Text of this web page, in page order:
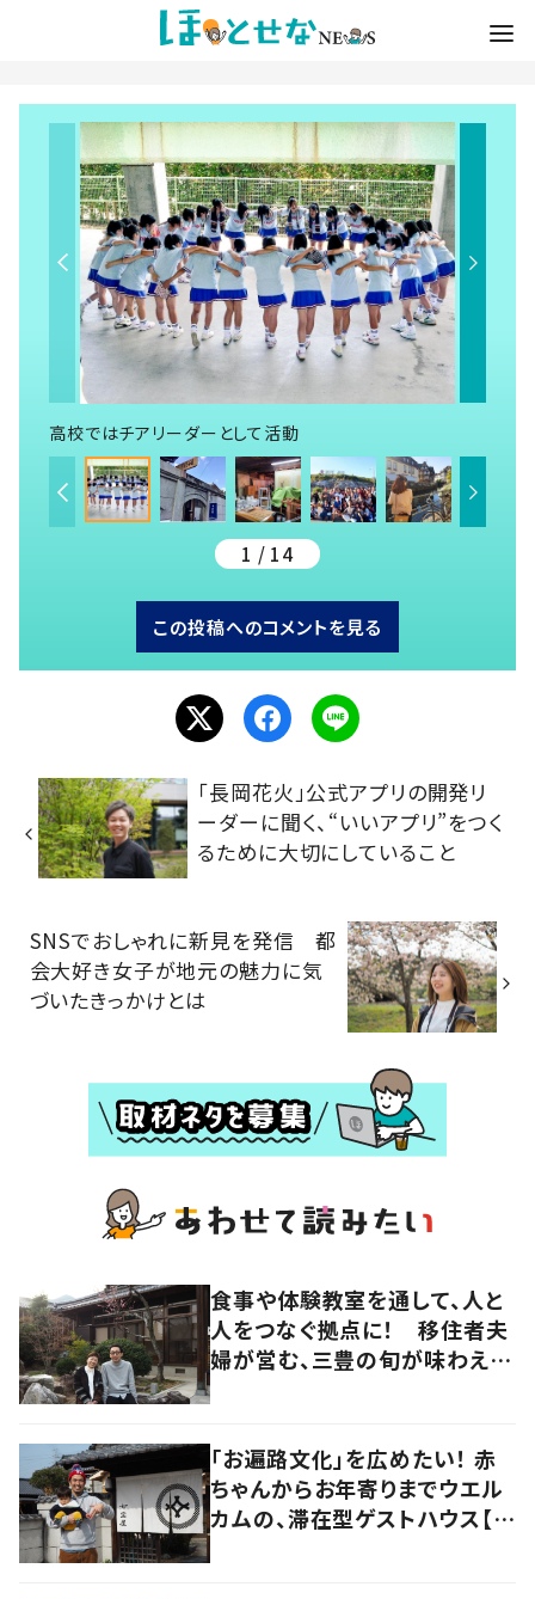
高校ではチアリーダーとして活動
1 / 14
この投稿へのコメントを見る
「長岡花火」公式アプリの開発リ
ーダーに聞く、“いいアプリ”をつく
るために大切にしていること
SNSでおしゃれに新見を発信 都
会大好き女子が地元の魅力に気
づいたきっかけとは
食事や体験教室を通して、人と
人をつなぐ拠点に！ 移住者夫
婦が営む、三豊の旬が味わえる
「お遍路文化」を広めたい！ 赤
ちゃんからお年寄りまでウエル
カムの、滞在型ゲストハウス【暮